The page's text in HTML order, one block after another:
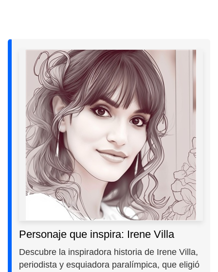
Personaje que inspira: Irene Villa
Descubre la inspiradora historia de Irene Villa,
periodista y esquiadora paralímpica, que eligió